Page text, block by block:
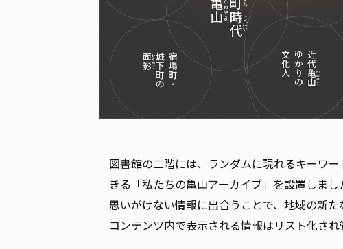
図書館の二階には、ランダムに現れるキーワ
きる「私たちの亀山アーカイブ」を設置しまし
思いがけない情報に出合うことで、地域の新
コンテンツ内で表示される情報はリスト化さ